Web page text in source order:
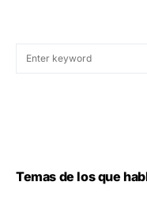
Temas de los que